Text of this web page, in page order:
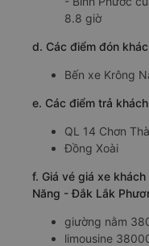
8.8 giờ
d. Các điểm đón
Bến xe Krông
e. Các điểm trả
QL 14 Chơn
Đồng Xoài
f. Giá vé giá xe
Năng - Đắk Lắk
giường nằm
limousine